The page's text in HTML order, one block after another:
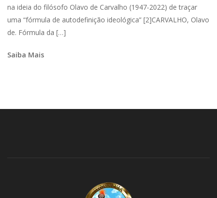
na ideia do filósofo Olavo de Carvalho (1947-2022) de traçar
uma “fórmula de autodefinição ideológica” [2]CARVALHO, Olavo
de. Fórmula da […]
Saiba Mais